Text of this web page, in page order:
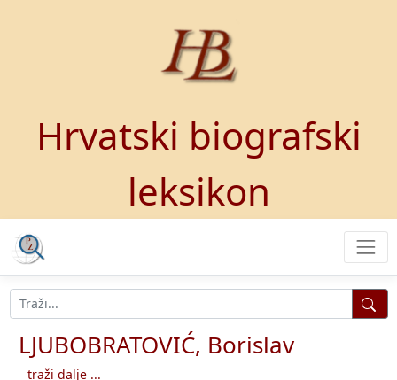
Hrvatski biografski
leksikon
LJUBOBRATOVIĆ, Borislav
traži dalje ...